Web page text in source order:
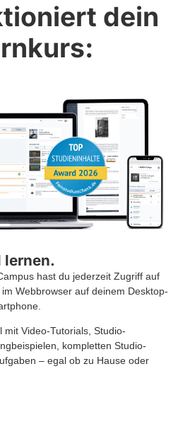
dein
lernen.
hast du jederzeit Zugriff auf
Webbrowser auf deinem Desktop-
mit Video-Tutorials, Studio-
kompletten Studio-
– egal ob zu Hause oder